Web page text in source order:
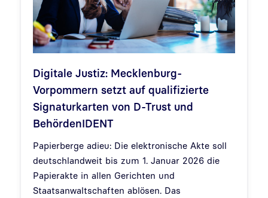
Digitale Justiz: Mecklenburg-
Vorpommern setzt auf qualifizierte
Signaturkarten von D-Trust und
BehördenIDENT
Papierberge adieu: Die elektronische Akte soll
deutschlandweit bis zum 1. Januar 2026 die
Papierakte in allen Gerichten und
Staatsanwaltschaften ablösen. Das